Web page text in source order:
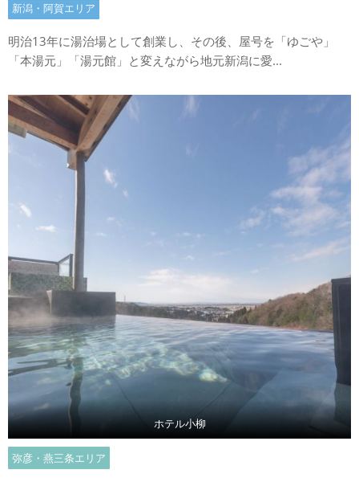
新潟・阿賀エリア
明治13年に湯治場として創業し、その後、屋号を「ゆごや」
「本湯元」「湯元館」と変えながら地元新潟に愛...
ホテル小柳
弥彦・燕三条エリア